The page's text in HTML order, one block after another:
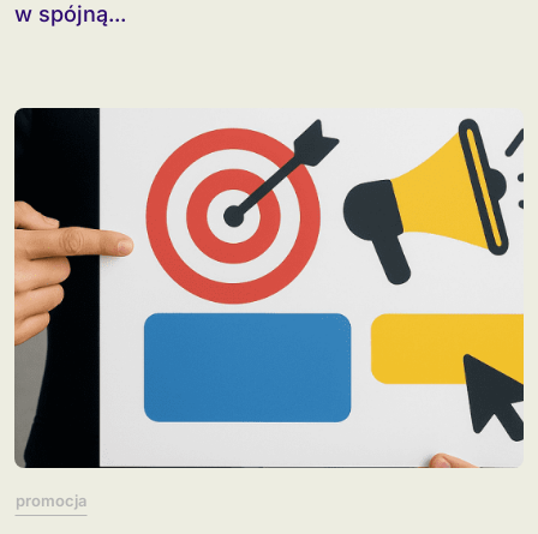
w spójną...
promocja